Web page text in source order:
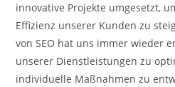
innovative Projekte umgesetzt,
Effizienz unserer Kunden zu
von SEO hat uns immer wieder
unserer Dienstleistungen zu
individuelle Maßnahmen zu